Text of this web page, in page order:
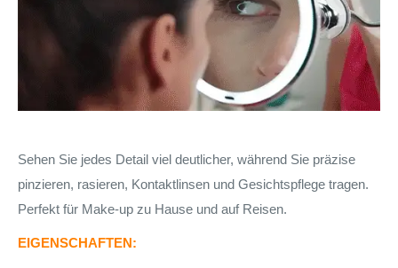
Sehen Sie jedes Detail viel deutlicher, während Sie präzise
pinzieren, rasieren, Kontaktlinsen und Gesichtspflege tragen.
Perfekt für Make-up zu Hause und auf Reisen.
EIGENSCHAFTEN: